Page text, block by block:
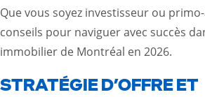
Que vous soyez investisseur ou
conseils pour naviguer avec succès
immobilier de Montréal en 2026.
STRATÉGIE D’OFFRE ET